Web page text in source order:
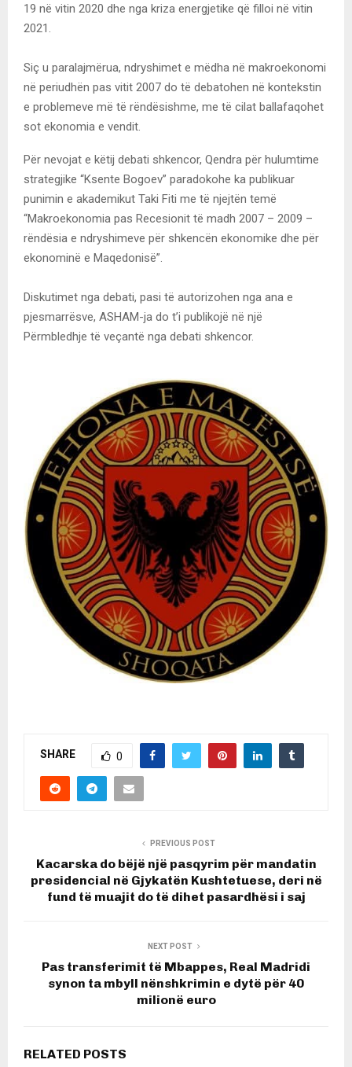
19 në vitin 2020 dhe nga kriza energjetike që filloi në vitin
2021.
Siç u paralajmërua, ndryshimet e mëdha në makroekonomi
në periudhën pas vitit 2007 do të debatohen në kontekstin
e problemeve më të rëndësishme, me të cilat ballafaqohet
sot ekonomia e vendit.
Për nevojat e këtij debati shkencor, Qendra për hulumtime
strategjike “Ksente Bogoev” paradokohe ka publikuar
punimin e akademikut Taki Fiti me të njejtën temë
“Makroekonomia pas Recesionit të madh 2007 – 2009 –
rëndësia e ndryshimeve për shkencën ekonomike dhe për
ekonominë e Maqedonisë”.
Diskutimet nga debati, pasi të autorizohen nga ana e
pjesmarrësve, ASHAM-ja do t’i publikojë në një
Përmbledhje të veçantë nga debati shkencor.
SHARE 0
PREVIOUS POST
Kacarska do bëjë një pasqyrim për mandatin
presidencial në Gjykatën Kushtetuese, deri në
fund të muajit do të dihet pasardhësi i saj
NEXT POST
Pas transferimit të Mbappes, Real Madridi
synon ta mbyll nënshkrimin e dytë për 40
milionë euro
RELATED POSTS